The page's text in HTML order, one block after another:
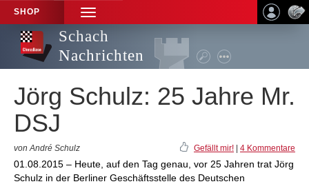
SHOP
TOGGLE
NAVIGATION
Schach
Nachrichten
Jörg Schulz: 25 Jahre Mr.
DSJ
von André Schulz Gefällt mir! 4 Kommentare
01.08.2015 – Heute, auf den Tag genau, vor 25 Jahren trat Jörg
Schulz in der Berliner Geschäftsstelle des Deutschen